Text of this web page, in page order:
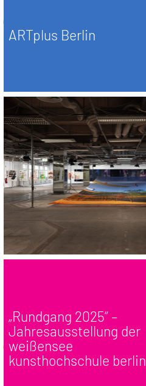
ARTplus Berlin
„Rundgang 2025“ –
Jahresausstellung der
weißensee
kunsthochschule berlin